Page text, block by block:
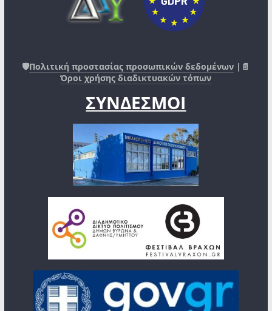
🛡️Πολιτική προστασίας προσωπικών δεδομένων |📄
Όροι χρήσης διαδικτυακών τόπων
ΣΥΝΔΕΣΜΟΙ